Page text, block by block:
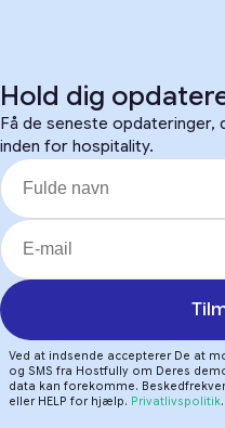
Hold dig
Få de seneste
inden for hospitality.
Ved at indsende accepterer De at
og SMS fra Hostfully om Deres
data kan forekomme.
eller HELP for hjælp. Privatlivspolitik.